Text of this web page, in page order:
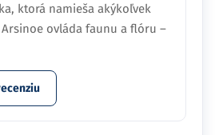
ktorá namieša akýkoľvek
ovláda faunu a flóru –